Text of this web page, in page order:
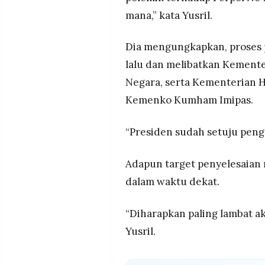
mana,” kata Yusril.
Dia mengungkapkan,
lalu dan melibatkan
Negara, serta Kementerian
Kemenko Kumham Imipas.
“Presiden sudah setuju
Adapun target
dalam waktu dekat.
“Diharapkan paling lambat
Yusril.